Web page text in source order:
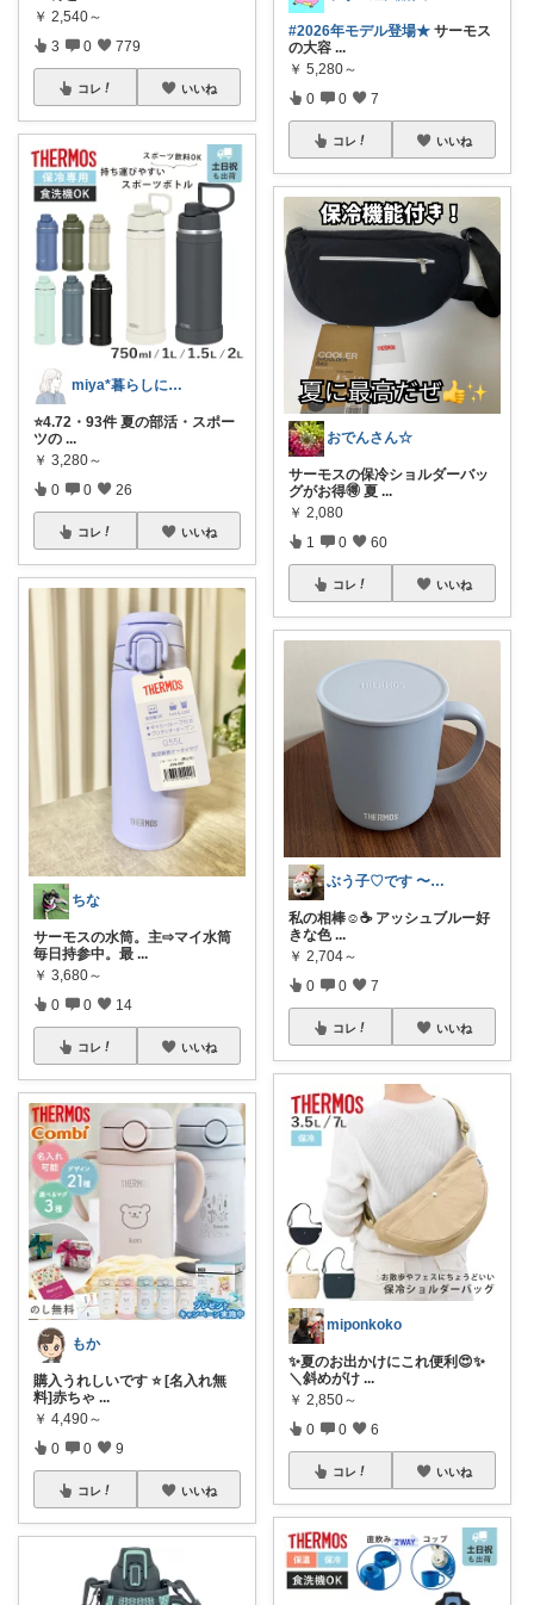
￥ 2,540～
3 0 779
コレ いいね
miya*暮らしに役立つ楽天セレクト
⭐️4.72・93件 夏の部活・スポー
ツの ...
￥ 3,280～
0 0 26
コレ いいね
ちな
サーモスの水筒。主⇨マイ水筒
毎日持参中。最 ...
￥ 3,680～
0 0 14
コレ いいね
もか
購入うれしいです ⭐ [名入れ無
料]赤ちゃ ...
￥ 4,490～
0 0 9
コレ いいね
#2026年モデル登場★ サーモス
の大容 ...
￥ 5,280～
0 0 7
コレ いいね
おでんさん☆
サーモスの保冷ショルダーバッ
グがお得🉐 夏 ...
￥ 2,080
1 0 60
コレ いいね
ぶう子♡です 〜感謝です〜
私の相棒☺️☕️ アッシュブルー好
きな色 ...
￥ 2,704～
0 0 7
コレ いいね
miponkoko
✨夏のお出かけにこれ便利😍✨
＼斜めがけ ...
￥ 2,850～
0 0 6
コレ いいね